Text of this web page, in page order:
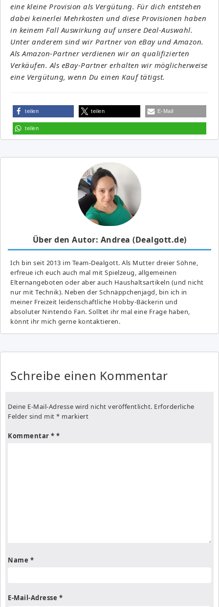
eine kleine Provision als Vergütung. Für dich entstehen
dabei keinerlei Mehrkosten und diese Provisionen haben
in keinem Fall Auswirkung auf unsere Deal-Auswahl.
Unter anderem sind wir Partner von eBay und Amazon.
Als Amazon-Partner verdienen wir an qualifizierten
Verkäufen. Als eBay-Partner erhalten wir möglicherweise
eine Vergütung, wenn Du einen Kauf tätigst.
teilen teilen E-Mail
teilen
Über den Autor: Andrea (Dealgott.de)
Ich bin seit 2013 im Team-Dealgott. Als Mutter dreier Söhne,
erfreue ich euch auch mal mit Spielzeug, allgemeinen
Elternangeboten oder aber auch Haushaltsartikeln (und nicht
nur mit Technik). Neben der Schnäppchenjagd, bin ich in
meiner Freizeit leidenschaftliche Hobby-Bäckerin und
absoluter Nintendo Fan. Solltet ihr mal eine Frage haben,
könnt ihr mich gerne kontaktieren.
Schreibe einen Kommentar
Deine E-Mail-Adresse wird nicht veröffentlicht. Erforderliche
Felder sind mit * markiert
Kommentar *
Name *
E-Mail-Adresse *